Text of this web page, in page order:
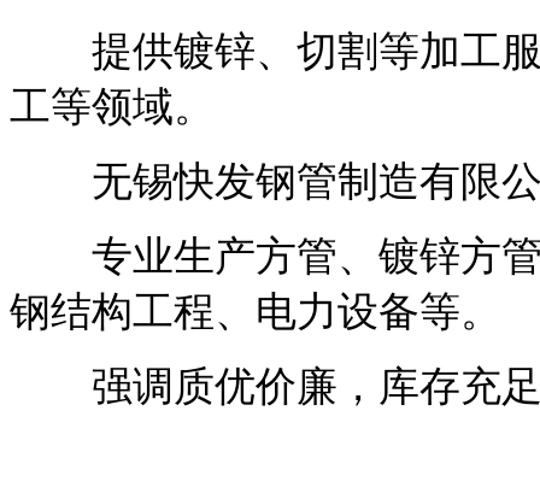
提供镀锌、切割等加工服
工等领域。
无锡快发钢管制造有限
专业生产方管、镀锌方管
钢结构工程、电力设备等。
强调质优价廉，库存充足